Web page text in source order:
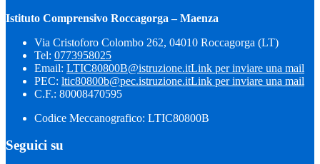
Istituto Comprensivo Roccagorga – Maenza
Via Cristoforo Colombo 262, 04010 Roccagorga (LT)
Tel: 0773958025
Email: LTIC80800B@istruzione.itLink per inviare una mail
PEC: ltic80800b@pec.istruzione.itLink per inviare una mail
C.F.: 80008470595
Codice Meccanografico: LTIC80800B
Seguici su